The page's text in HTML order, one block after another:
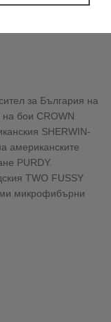
за България на
на бои CROWN
SHERWIN-
американските
PURDY.
TWO FUSSY
микрофибърни